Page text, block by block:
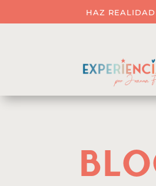
HAZ REALIDAD